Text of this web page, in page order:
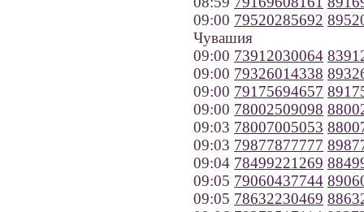
09:00 79520285692
Чувашия
09:00 73912030064
09:00 79326014338
09:00 79175694657
09:00 78002509098
09:03 78007005053
09:03 79877877777
09:04 78499221269
09:05 79060437744
09:05 78632230469